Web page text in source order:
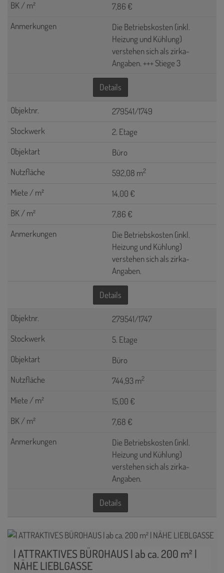
7,86 €
Die Betriebskosten (inkl.
Heizung und Kühlung)
verstehen sich als zirka-
Angaben. +++ Stiege 3
Details
279541/1749
2. Etage
Büro
592,08 m2
14,00 €
7,86 €
Die Betriebskosten (inkl.
Heizung und Kühlung)
verstehen sich als zirka-
Angaben.
Details
279541/1747
5. Etage
Büro
744,93 m2
15,00 €
7,68 €
Die Betriebskosten (inkl.
Heizung und Kühlung)
verstehen sich als zirka-
Angaben.
Details
| ATTRAKTIVES BÜROHAUS | ab ca. 200 m² |
NÄHE LIEBLGASSE